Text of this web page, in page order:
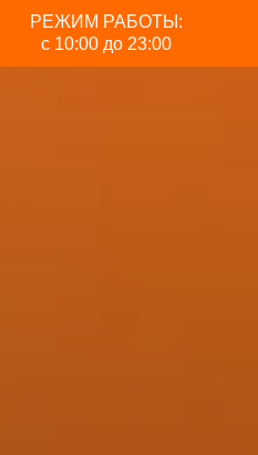
РЕЖИМ РАБОТЫ:
с 10:00 до 23:00